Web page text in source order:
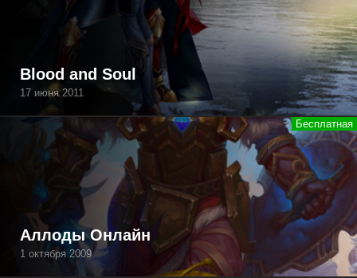
Blood and Soul
17 июня 2011
Аллоды Онлайн
1 октября 2009